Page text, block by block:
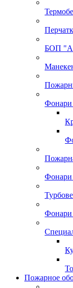
БОП
Фонари
Фонари
Пожарное